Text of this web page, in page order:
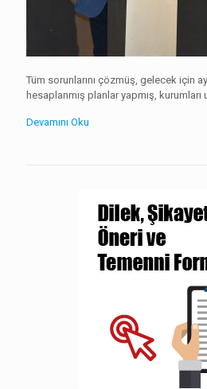
Tüm sorunlarını çözmüş, gelecek için
hesaplanmış planlar yapmış, kurumları
Devamını Oku